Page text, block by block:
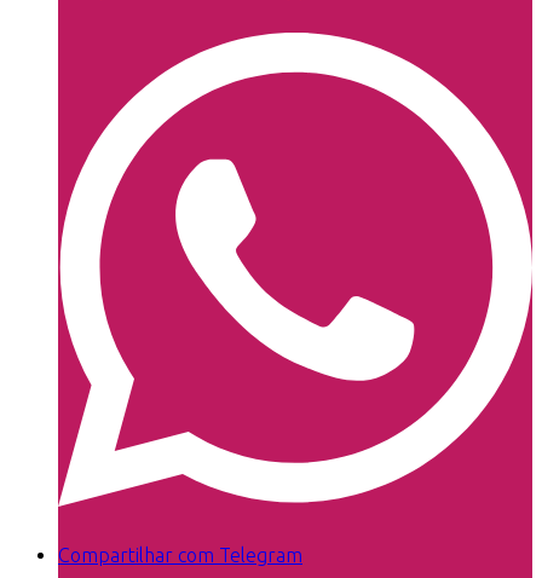
Compartilhar com Telegram